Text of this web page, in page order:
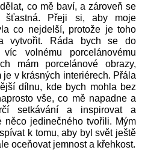
co mě baví, a zároveň se
šťastná. Přeji si, aby moje
co nejdelší, protože je toho
vytvořit. Ráda bych se do
volnému porcelánovému
mám porcelánové obrazy,
v krásných interiérech. Přála
dílnu, kde bych mohla bez
vše, co mě napadne a
setkávání a inspirovat a
něco jedinečného tvořili. Mým
k tomu, aby byl svět ještě
oceňovat jemnost a křehkost.